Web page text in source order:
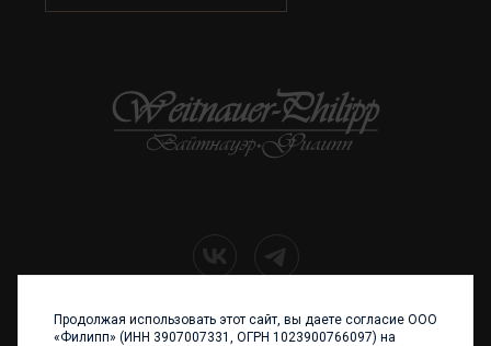
+7 (4012) 960 898
Продолжая использовать этот сайт, вы даете согласие ООО
«Филипп» (ИНН 3907007331, ОГРН 1023900766097) на